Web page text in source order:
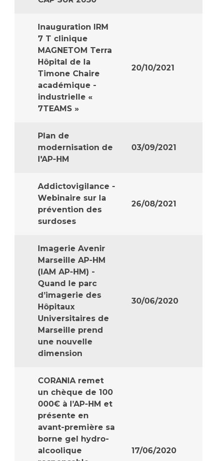
Le projet des usagers
Qualité
Nos indicateurs qualité et de sécurité des soins
Sécurité
Les recherches en santé à l’AP-HM
Liste des marchés conclus
Documents utiles
Inauguration IRM
7 T clinique
MAGNETOM Terra
Hôpital de la
Timone Chaire
académique -
industrielle «
7TEAMS »
20/10/2021
Plan de
modernisation de
l'AP-HM
03/09/2021
Addictovigilance -
Webinaire sur la
prévention des
surdoses
26/08/2021
Imagerie Avenir
Marseille AP-HM
(IAM AP-HM) -
Quand le parc
d’imagerie des
Hôpitaux
Universitaires de
Marseille prend
une nouvelle
dimension
30/06/2020
CORANIA remet
un chèque de 100
000€ à l’AP-HM et
présente en
avant-première sa
borne gel hydro-
alcoolique
17/06/2020